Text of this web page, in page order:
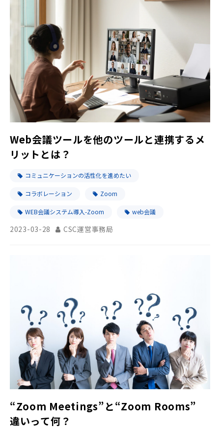
Web会議ツールを他のツールと連携するメ
リットとは？
コミュニケーションの活性化を進めたい
コラボレーション Zoom
WEB会議システム導入-Zoom web会議
2023-03-28 CSC運営事務局
“Zoom Meetings”と“Zoom Rooms”
違いって何？